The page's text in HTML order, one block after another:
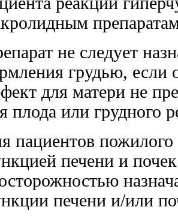
не следует
грудью, если
для матери не
плода или грудного
пациентов пожилого
печени и
печени и/или